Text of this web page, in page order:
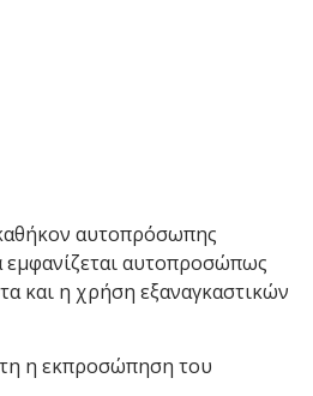
αυτοπρόσωπης
εμφανίζεται αυτοπροσώπως
και η χρήση εξαναγκαστικών
η εκπροσώπηση του